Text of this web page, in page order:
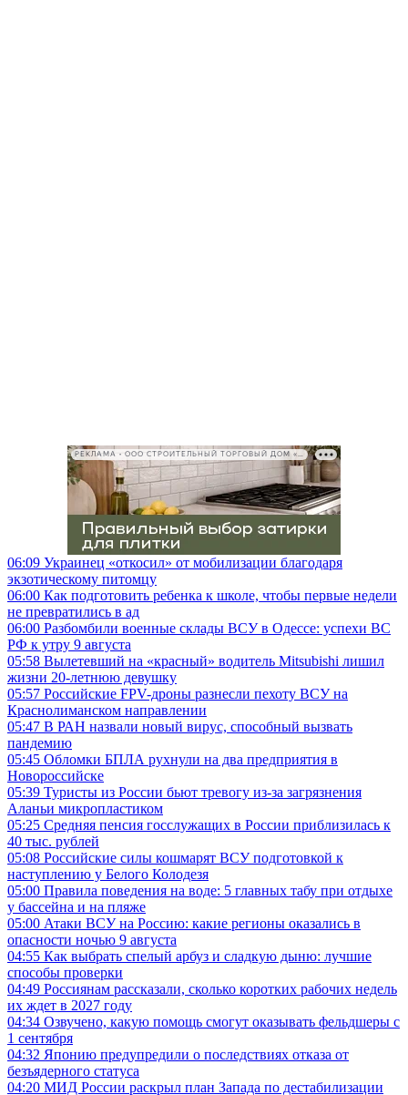
РЕКЛАМА • ООО СТРОИТЕЛЬНЫЙ ТОРГОВЫЙ ДОМ «ПЕТРОВИЧ», ИНН 7802348846
06:09 Украинец «откосил» от мобилизации благодаря
экзотическому питомцу
06:00 Как подготовить ребенка к школе, чтобы первые недели
не превратились в ад
06:00 Разбомбили военные склады ВСУ в Одессе: успехи ВС
РФ к утру 9 августа
05:58 Вылетевший на «красный» водитель Mitsubishi лишил
жизни 20-летнюю девушку
05:57 Российские FPV-дроны разнесли пехоту ВСУ на
Краснолиманском направлении
05:47 В РАН назвали новый вирус, способный вызвать
пандемию
05:45 Обломки БПЛА рухнули на два предприятия в
Новороссийске
05:39 Туристы из России бьют тревогу из-за загрязнения
Аланьи микропластиком
05:25 Средняя пенсия госслужащих в России приблизилась к
40 тыс. рублей
05:08 Российские силы кошмарят ВСУ подготовкой к
наступлению у Белого Колодезя
05:00 Правила поведения на воде: 5 главных табу при отдыхе
у бассейна и на пляже
05:00 Атаки ВСУ на Россию: какие регионы оказались в
опасности ночью 9 августа
04:55 Как выбрать спелый арбуз и сладкую дыню: лучшие
способы проверки
04:49 Россиянам рассказали, сколько коротких рабочих недель
их ждет в 2027 году
04:34 Озвучено, какую помощь смогут оказывать фельдшеры с
1 сентября
04:32 Японию предупредили о последствиях отказа от
безъядерного статуса
04:20 МИД России раскрыл план Запада по дестабилизации